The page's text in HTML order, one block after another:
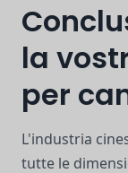
la
per
L'industria
tutte le